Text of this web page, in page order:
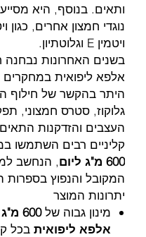
ותאים. בנוסף, היא
ויטמין E וגלוטתיון.
בשנים האחרונות נבחנה
אלפא ליפואית במחקרים
היתר בהקשר של חילוף
גלוקוז, סטרס חמצוני,
העצבים והזדקנות
קליניים רבים השתמשו
600 מ"ג ליום
, הנחשב
המקובל והנפוץ בספרות
יתרונות המוצר
מינון גבוה של
600
אלפא ליפואית בכל